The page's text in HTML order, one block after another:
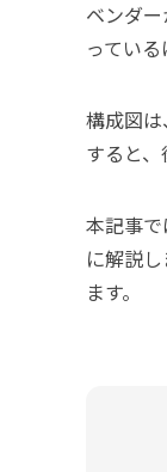
ベンダ
っている
構成図
すると
本記事で
に解説
ます。